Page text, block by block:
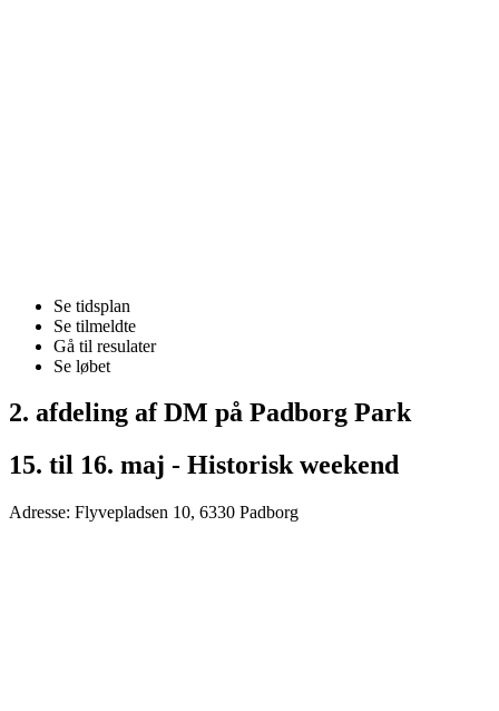
Se tidsplan
Se tilmeldte
Gå til resulater
Se løbet
2. afdeling af DM på Padborg Park
15. til 16. maj - Historisk weekend
Adresse: Flyvepladsen 10, 6330 Padborg